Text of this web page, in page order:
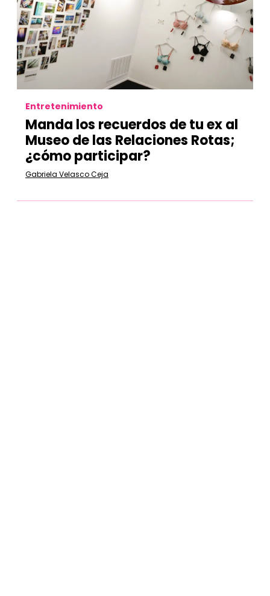
Entretenimiento
Manda los recuerdos de tu ex al
Museo de las Relaciones Rotas;
¿cómo participar?
Gabriela Velasco Ceja